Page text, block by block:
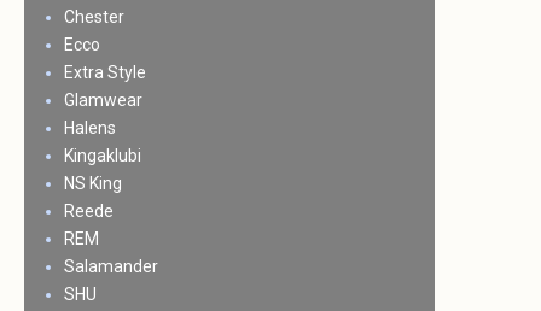
Chester
Ecco
Extra Style
Glamwear
Halens
Kingaklubi
NS King
Reede
REM
Salamander
SHU